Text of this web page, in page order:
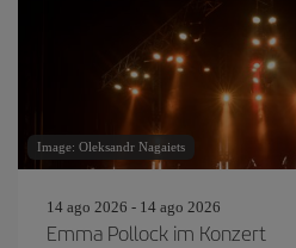
Image: Oleksandr Nagaiets
14 ago 2026 - 14 ago 2026
Emma Pollock im Konzert